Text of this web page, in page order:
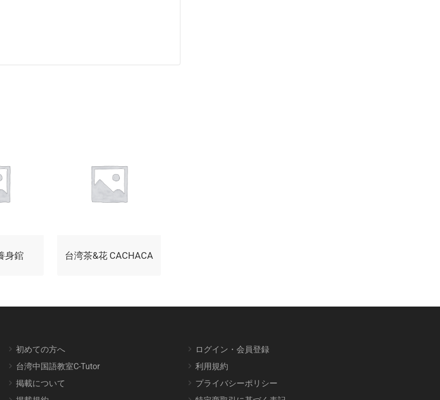
身錧 台湾茶&花 CACHACA
初めての方へ
台湾中国語教室C-Tutor
掲載について
ログイン・会員登録
利用規約
プライバシーポリシー